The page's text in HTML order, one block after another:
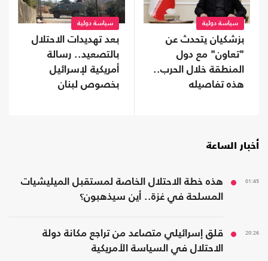
سياسة دولية
بزشكيان يتحدث عن
"تعاون" مع دول
المنطقة خلال الحرب..
هذه تفاصيله
سياسة دولية
بعد تهديدات الاحتلال
بالتصعيد.. رسالة
أمريكية لإسرائيل
بخصوص لبنان
أخبار الساعة
01:45
هذه خطة الاحتلال الخاصة لمستقبل الميليشيات
المسلحة في غزة.. أين سيذهبون؟
20:26
قلق إسرائيلي متصاعد من تراجع مكانة دولة
الاحتلال في السياسة الأمريكية